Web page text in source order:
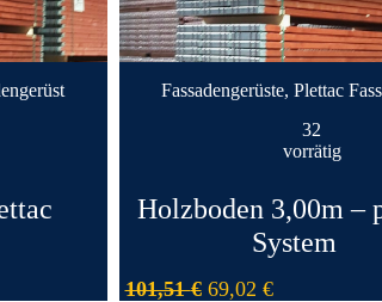
Fassadengerüste, Plettac
32
vorrätig
Holzboden 3,00m –
System
101,51€ 69,02 €